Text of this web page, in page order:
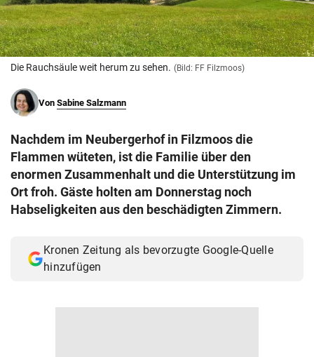
© Krone Multimedia GmbH & Co KG 2026
Muthgasse 2, 1190 Wien
Die Rauchsäule weit herum zu sehen. (Bild: FF Filzmoos)
Von Sabine Salzmann
Nachdem im Neubergerhof in Filzmoos die
Flammen wüteten, ist die Familie über den
enormen Zusammenhalt und die Unterstützung im
Ort froh. Gäste holten am Donnerstag noch
Habseligkeiten aus den beschädigten Zimmern.
Kronen Zeitung als bevorzugte Google-Quelle
hinzufügen